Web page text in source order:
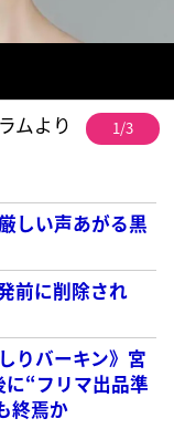
ムより 1/3
しい声あがる黒
前に削除され
りバーキン》宮
“フリマ出品準
終焉か